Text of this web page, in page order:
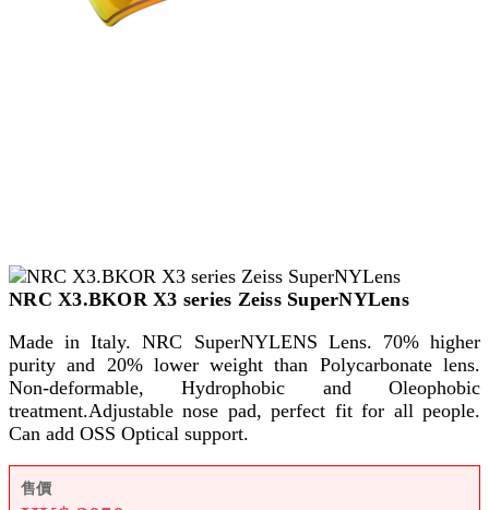
NRC X3.BKOR X3 series Zeiss SuperNYLens
Made in Italy. NRC SuperNYLENS Lens. 70% higher
purity and 20% lower weight than Polycarbonate lens.
Non-deformable, Hydrophobic and Oleophobic
treatment.Adjustable nose pad, perfect fit for all people.
Can add OSS Optical support.
售價